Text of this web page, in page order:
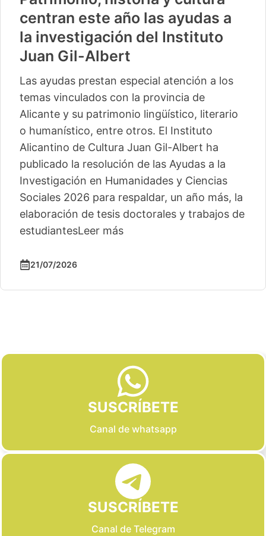
centran este año las ayudas a
la investigación del Instituto
Juan Gil-Albert
Las ayudas prestan especial atención a los
temas vinculados con la provincia de
Alicante y su patrimonio lingüístico, literario
o humanístico, entre otros. El Instituto
Alicantino de Cultura Juan Gil-Albert ha
publicado la resolución de las Ayudas a la
Investigación en Humanidades y Ciencias
Sociales 2026 para respaldar, un año más, la
elaboración de tesis doctorales y trabajos de
estudiantesLeer más
21/07/2026
SUSCRÍBETE
Canal de whatsapp
SUSCRÍBETE
Canal de Telegram